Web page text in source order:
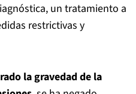
un tratamiento a
restrictivas y
la gravedad de la